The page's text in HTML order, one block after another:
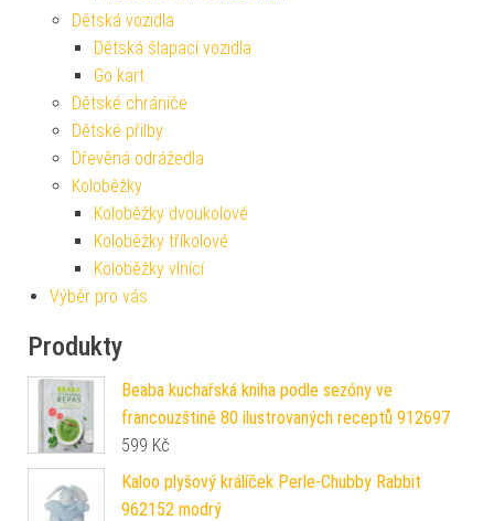
Dětská vozidla
Dětská šlapací vozidla
Go kart
Dětské chrániče
Dětské přilby
Dřevěná odrážedla
Koloběžky
Koloběžky dvoukolové
Koloběžky tříkolové
Koloběžky vlnící
Výběr pro vás
Produkty
Beaba kuchařská kniha podle sezóny ve
francouzštině 80 ilustrovaných receptů 912697
599 Kč
Kaloo plyšový králíček Perle-Chubby Rabbit
962152 modrý